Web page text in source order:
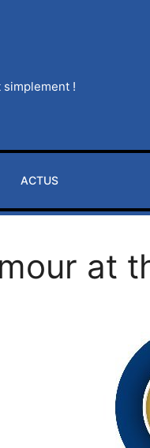
simplement !
ACTUS
at